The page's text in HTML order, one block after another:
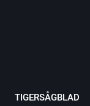
TIGERSÅGBLAD